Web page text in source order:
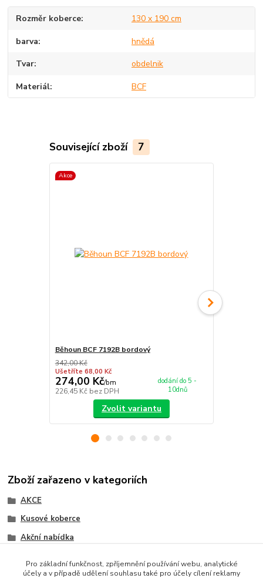
Rozměr koberce 130 x 190 cm
barva hnědá
Tvar obdelnik
Materiál BCF
Související zboží 7
Akce
Běhoun BCF 7192B bordový
342,00 Kč
Ušetříte 68,00 Kč
274,00 Kč/bm
226,45 Kč bez DPH
dodání do 5 -
10dnů
Zvolit variantu
Zboží zařazeno v kategoriích
AKCE
Kusové koberce
Akční nabídka
Akce na kusové kobece
Pro základní funkčnost, zpříjemnění používání webu, analytické
účely a v případě udělení souhlasu také pro účely cílení reklamy